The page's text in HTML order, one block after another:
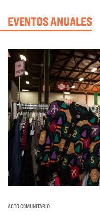
EVENTOS ANUALES
ACTO COMUNITARIO